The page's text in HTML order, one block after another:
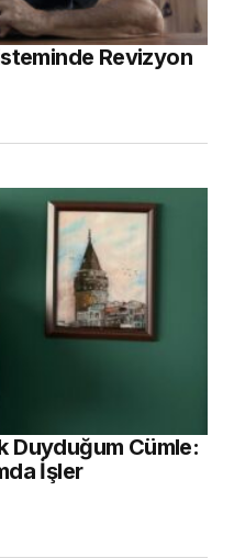
Revizyon
Duyduğum Cümle:
İşler